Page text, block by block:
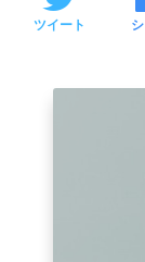
ツイート